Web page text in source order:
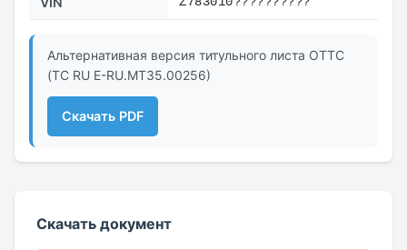
Альтернативная версия титульного листа ОТТС
(ТС RU Е-RU.МТ35.00256)
Скачать PDF
Скачать документ